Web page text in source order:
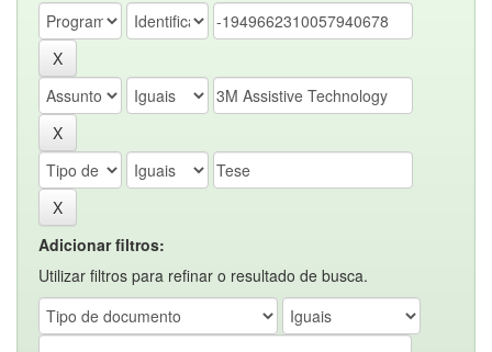
Adicionar filtros:
Utilizar filtros para refinar o resultado de busca.